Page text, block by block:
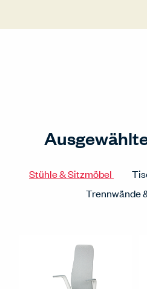
Stühle & Sitzmöbel
Trennwände